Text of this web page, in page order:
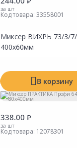
за шт
Код товара: 33558001
Миксер ВИХРЬ 73/3/
400х60мм
В корзину
338.00 ₽
за шт
Код товара: 12078301